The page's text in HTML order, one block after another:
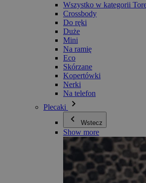
Wszystko w kategorii
Crossbody
Do ręki
Duże
Mini
Na ramię
Eco
Skórzane
Kopertówki
Nerki
Na telefon
Plecaki
Wstecz
Show more